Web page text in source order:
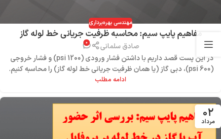
مهندسی بهره‌برداری
مفاهیم پایپ سیم: محاسبه ظرفیت جریانی خط لوله گاز
صادق سلمانی ۰
در این پست قصد داریم با داشتن فشار ورودی (1200 psi) و فشار خروجی
(600 psi)، دبی گاز (یا همان ظرفیت جریانی خط لوله گاز) را محاسبه کنیم.
ادامه مطلب
۰۲
مرداد